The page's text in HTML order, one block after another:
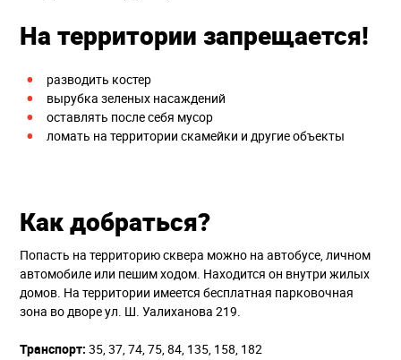
На территории запрещается!
разводить костер
вырубка зеленых насаждений
оставлять после себя мусор
ломать на территории скамейки и другие объекты
Как добраться?
Попасть на территорию сквера можно на автобусе, личном
автомобиле или пешим ходом. Находится он внутри жилых
домов. На территории имеется бесплатная парковочная
зона во дворе ул. Ш. Уалиханова 219.
Транспорт: 35, 37, 74, 75, 84, 135, 158, 182